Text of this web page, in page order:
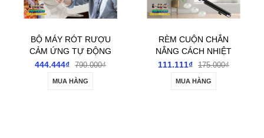
BỘ MÁY RÓT RƯỢU
CẢM ỨNG TỰ ĐỘNG
ĐONG ĐỊNH MỨC
444.444₫ 790.000₫
MUA HÀNG
RÈM CUỘN CHẮN
NẮNG CÁCH NHIỆT
CHỐNG TIA UV DÙNG
KÍNH Ô TÔ
111.111₫ 175.000₫
MUA HÀNG